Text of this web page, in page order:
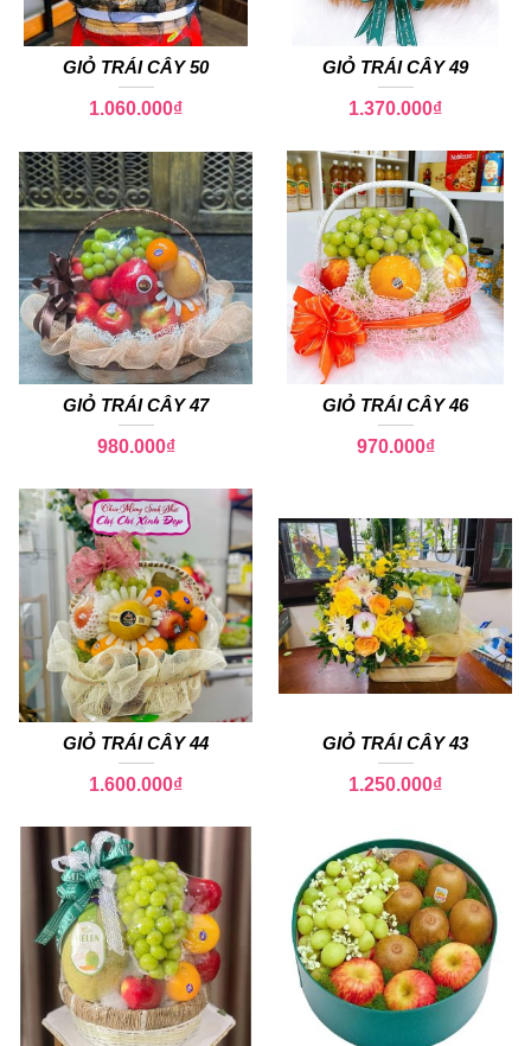
GIỎ TRÁI CÂY 50
1.060.000₫
GIỎ TRÁI CÂY 49
1.370.000₫
GIỎ TRÁI CÂY 47
980.000₫
GIỎ TRÁI CÂY 46
970.000₫
GIỎ TRÁI CÂY 44
1.600.000₫
GIỎ TRÁI CÂY 43
1.250.000₫